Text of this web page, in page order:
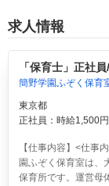
求人情報
「保育士」正社
簡野学園ふぞく保育
東京都
正社員：時給1,500
【仕事内容】<仕事
園ふぞく保育室は、
保育所です。運営母